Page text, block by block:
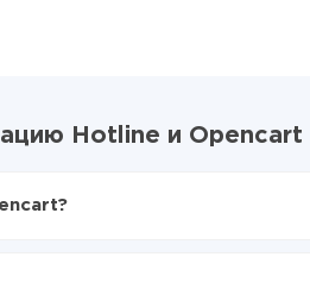
Hotline и Opencart